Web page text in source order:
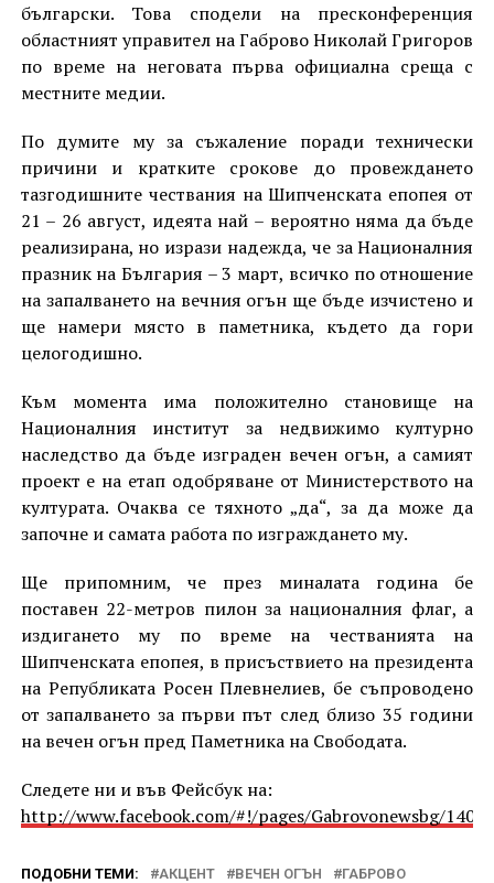
български. Това сподели на пресконференция
областният управител на Габрово Николай Григоров
по време на неговата първа официална среща с
местните медии.
По думите му за съжаление поради технически
причини и кратките срокове до провеждането
тазгодишните чествания на Шипченската епопея от
21 – 26 август, идеята най – вероятно няма да бъде
реализирана, но изрази надежда, че за Националния
празник на България – 3 март, всичко по отношение
на запалването на вечния огън ще бъде изчистено и
ще намери място в паметника, където да гори
целогодишно.
Към момента има положително становище на
Националния институт за недвижимо културно
наследство да бъде изграден вечен огън, а самият
проект е на етап одобряване от Министерството на
културата. Очаква се тяхното „да“, за да може да
започне и самата работа по изграждането му.
Ще припомним, че през миналата година бе
поставен 22-метров пилон за националния флаг, а
издигането му по време на честванията на
Шипченската епопея, в присъствието на президента
на Републиката Росен Плевнелиев, бе съпроводено
от запалването за първи път след близо 35 години
на вечен огън пред Паметника на Свободата.
Следете ни и във Фейсбук на:
http://www.facebook.com/#!/pages/Gabrovonewsbg/
ПОДОБНИ ТЕМИ: АКЦЕНТ ВЕЧЕН ОГЪН
ГАБРОВО